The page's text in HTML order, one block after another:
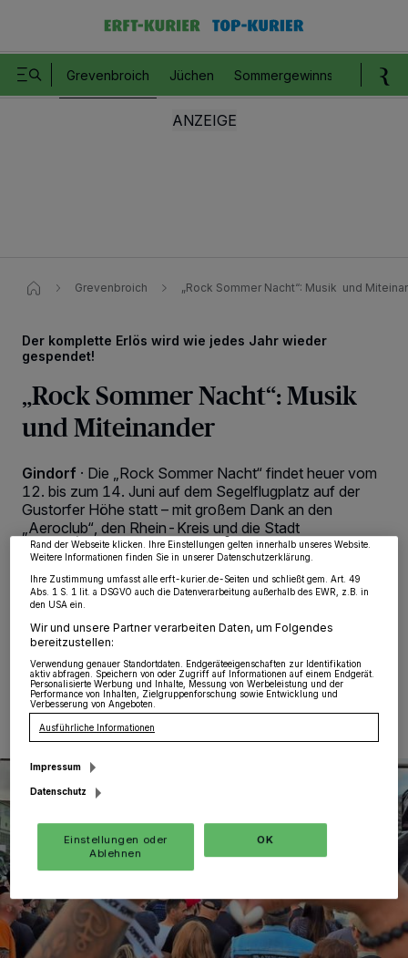
Grevenbroich Jüchen Sommergewinnspiel
Grevenbroich „Rock Sommer Nacht“: Musik und
Der komplette Erlös wird wie jedes Jahr wieder
gespendet!
„Rock Sommer Nacht“: Musik
und Miteinander
Gindorf · Die „Rock Sommer Nacht“ findet heuer vom
12. bis zum 14. Juni auf dem Segelflugplatz auf der
Gustorfer Höhe statt – mit großem Dank an den
„Aeroclub“, den Rhein-Kreis und die Stadt
Grevenbroich. „Wir mussten ein paar Hürden
überwinden, aber jetzt steht einer langfristigen
Zusammenarbeit nichts mehr im Wege“, freut sich
Initiator Hans Holz.
09.06.2025 , 00:45 Uhr Eine Minute Lesezeit
von OK aktivieren Sie Tracking-Technologien für die unter „Wir und unsere
Partner verarbeiten Daten, um Ihnen Dienste bereitzustellen“ aufgeführten
Zwecke. Wenn Tracker deaktiviert sind, sind manche Inhalte und Anzeigen
möglicherweise nicht mehr so relevant für Sie. Sie können dieses Menü jederzeit
wieder aufrufen, um Ihre Einstellungen zu ändern oder Ihre Einwilligung zu
widerrufen, indem Sie auf den Link Einstellungen oder Ablehnen am unteren
Rand der Webseite klicken. Ihre Einstellungen gelten innerhalb unseres Website.
Weitere Informationen finden Sie in unserer Datenschutzerklärung.
Ihre Zustimmung umfasst alle erft-kurier.de-Seiten und schließt gem. Art. 49
Abs. 1 S. 1 lit. a DSGVO auch die Datenverarbeitung außerhalb des EWR, z.B. in
den USA ein.
Wir und unsere Partner verarbeiten Daten, um Folgendes
bereitzustellen:
Verwendung genauer Standortdaten. Endgeräteeigenschaften zur Identifikation
aktiv abfragen. Speichern von oder Zugriff auf Informationen auf einem Endgerät.
Personalisierte Werbung und Inhalte, Messung von Werbeleistung und der
Performance von Inhalten, Zielgruppenforschung sowie Entwicklung und
Verbesserung von Angeboten.
Ausführliche Informationen
Impressum
Datenschutz
Einstellungen oder
Ablehnen
OK